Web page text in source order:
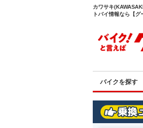
カワサキ
トバイ情報なら【
バイクを探す